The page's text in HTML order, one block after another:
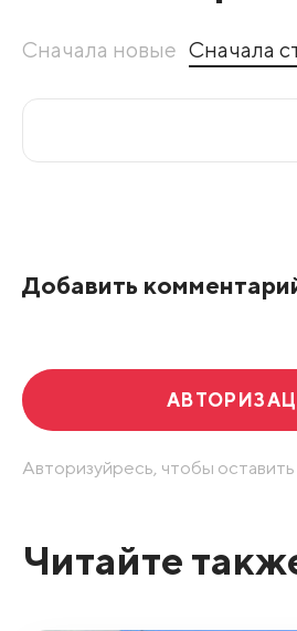
Сначала новые Сначала
Добавить
Авторизуйресь, чтобы
Читайте